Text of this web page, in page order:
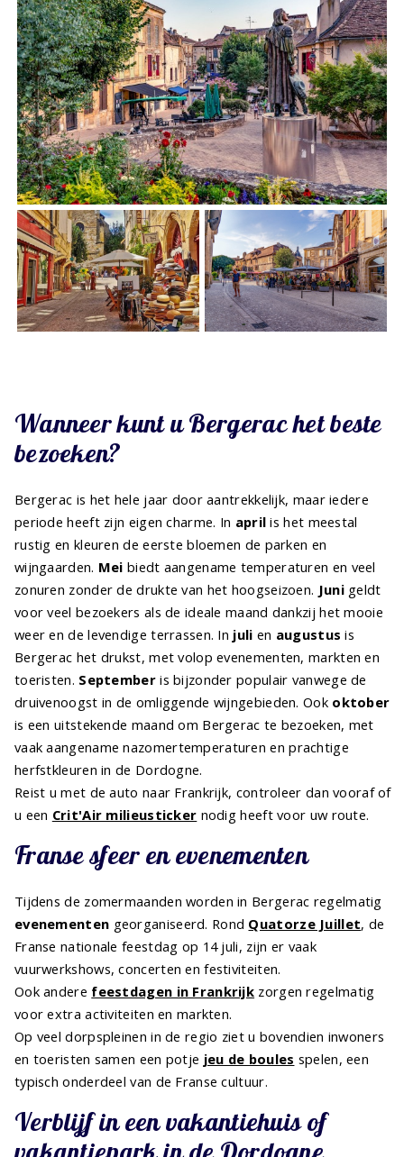
Wanneer kunt u Bergerac het beste
bezoeken?
Bergerac is het hele jaar door aantrekkelijk, maar iedere
periode heeft zijn eigen charme. In april is het meestal
rustig en kleuren de eerste bloemen de parken en
wijngaarden. Mei biedt aangename temperaturen en veel
zonuren zonder de drukte van het hoogseizoen. Junigeldt
voor veel bezoekers als de ideale maand dankzij het mooie
weer en de levendige terrassen. In juli en augustus is
Bergerac het drukst, met volop evenementen, markten en
toeristen. Septemberis bijzonder populair vanwege de
druivenoogst in de omliggende wijngebieden. Ook oktober
is een uitstekende maand om Bergerac te bezoeken, met
vaak aangename nazomertemperaturen en prachtige
herfstkleuren in de Dordogne.
Reist u met de auto naar Frankrijk, controleer dan vooraf of
u een Crit'Air milieusticker nodig heeft voor uw route.
Franse sfeer en evenementen
Tijdens de zomermaanden worden in Bergerac regelmatig
evenementen georganiseerd. Rond Quatorze Juillet, de
Franse nationale feestdag op 14 juli, zijn er vaak
vuurwerkshows, concerten en festiviteiten.
Ook andere feestdagen in Frankrijk zorgen regelmatig
voor extra activiteiten en markten.
Op veel dorpspleinen in de regio ziet u bovendien inwoners
en toeristen samen een potje jeu de boules spelen, een
typisch onderdeel van de Franse cultuur.
Verblijf in een vakantiehuis of